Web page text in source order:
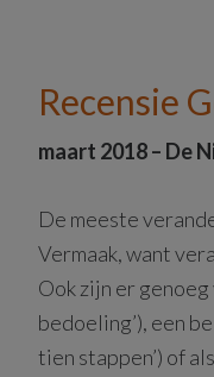
Recensie
maart 2018 – De
De meeste
Vermaak, want
Ook zijn er
bedoeling’), een
tien stappen’) of